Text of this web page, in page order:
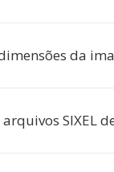
da
SIXEL